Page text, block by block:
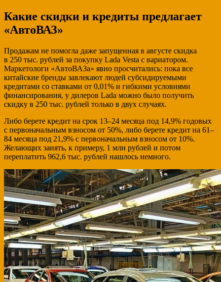
Какие скидки и кредиты предлагает
«АвтоВАЗ»
Продажам не помогла даже запущенная в августе скидка
в 250 тыс. рублей за покупку Lada Vesta с вариатором.
Маркетологи «АвтоВАЗа» явно просчитались: пока все
китайские бренды завлекают людей субсидируемыми
кредитами со ставками от 0,01% и гибкими условиями
финансирования, у дилеров Lada можно было получить
скидку в 250 тыс. рублей только в двух случаях.
Либо берете кредит на срок 13–24 месяца под 14,9% годовых
с первоначальным взносом от 50%, либо берете кредит на 61–
84 месяца под 21,9% с первоначальным взносом от 10%.
Желающих занять, к примеру, 1 млн рублей и потом
переплатить 962,6 тыс. рублей нашлось немного.